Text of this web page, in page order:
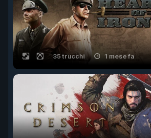
35 trucchi 1 mese fa